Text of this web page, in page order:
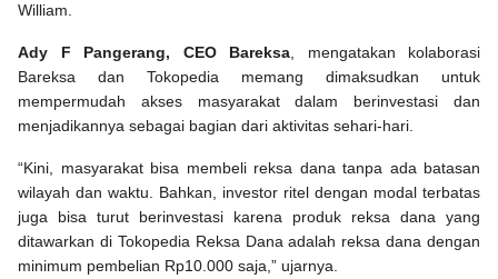
William.
Ady F Pangerang, CEO Bareksa , mengatakan kolaborasi
Bareksa dan Tokopedia memang dimaksudkan untuk
mempermudah akses masyarakat dalam berinvestasi dan
menjadikannya sebagai bagian dari aktivitas sehari-hari.
“Kini, masyarakat bisa membeli reksa dana tanpa ada batasan
wilayah dan waktu. Bahkan, investor ritel dengan modal terbatas
juga bisa turut berinvestasi karena produk reksa dana yang
ditawarkan di Tokopedia Reksa Dana adalah reksa dana dengan
minimum pembelian Rp10.000 saja,” ujarnya.